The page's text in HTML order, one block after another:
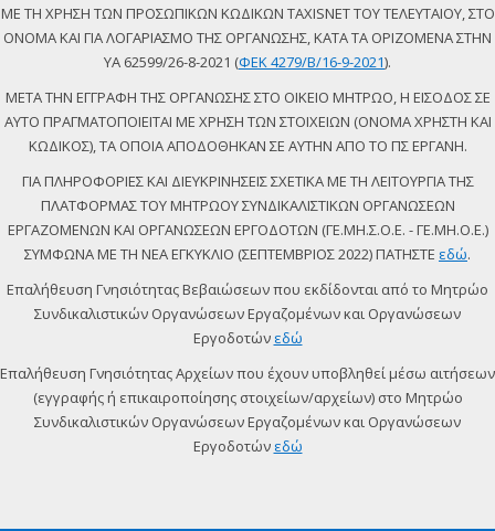
ΜΕ ΤΗ ΧΡΗΣΗ ΤΩΝ ΠΡΟΣΩΠΙΚΩΝ ΚΩΔΙΚΩΝ TAXISNET ΤΟΥ ΤΕΛΕΥΤΑΙΟΥ, ΣΤΟ
ΟΝΟΜΑ ΚΑΙ ΓΙΑ ΛΟΓΑΡΙΑΣΜΟ ΤΗΣ ΟΡΓΑΝΩΣΗΣ, ΚΑΤΑ ΤΑ ΟΡΙΖΟΜΕΝΑ ΣΤΗΝ
ΥΑ 62599/26-8-2021 (ΦΕΚ 4279/Β/16-9-2021).
ΜΕΤΑ ΤΗΝ ΕΓΓΡΑΦΗ ΤΗΣ ΟΡΓΑΝΩΣΗΣ ΣΤΟ ΟΙΚΕΙΟ ΜΗΤΡΩΟ, Η ΕΙΣΟΔΟΣ ΣΕ
ΑΥΤΟ ΠΡΑΓΜΑΤΟΠΟΙΕΙΤΑΙ ΜΕ ΧΡΗΣΗ ΤΩΝ ΣΤΟΙΧΕΙΩΝ (ΟΝΟΜΑ ΧΡΗΣΤΗ ΚΑΙ
ΚΩΔΙΚΟΣ), ΤΑ ΟΠΟΙΑ ΑΠΟΔΟΘΗΚΑΝ ΣΕ ΑΥΤΗΝ ΑΠΟ ΤΟ ΠΣ ΕΡΓΑΝΗ.
ΓΙΑ ΠΛΗΡΟΦΟΡΙΕΣ ΚΑΙ ΔΙΕΥΚΡΙΝΗΣΕΙΣ ΣΧΕΤΙΚΑ ΜΕ ΤΗ ΛΕΙΤΟΥΡΓΙΑ ΤΗΣ
ΠΛΑΤΦΟΡΜΑΣ ΤΟΥ ΜΗΤΡΩΟΥ ΣΥΝΔΙΚΑΛΙΣΤΙΚΩΝ ΟΡΓΑΝΩΣΕΩΝ
ΕΡΓΑΖΟΜΕΝΩΝ ΚΑΙ ΟΡΓΑΝΩΣΕΩΝ ΕΡΓΟΔΟΤΩΝ (ΓΕ.ΜΗ.Σ.Ο.Ε. - ΓΕ.ΜΗ.Ο.Ε.)
ΣΥΜΦΩΝΑ ΜΕ ΤΗ ΝΕΑ ΕΓΚΥΚΛΙΟ (ΣΕΠΤΕΜΒΡΙΟΣ 2022) ΠΑΤΗΣΤΕ εδώ.
Επαλήθευση Γνησιότητας Βεβαιώσεων που εκδίδονται από το Μητρώο
Συνδικαλιστικών Οργανώσεων Εργαζομένων και Οργανώσεων
Εργοδοτών εδώ
Επαλήθευση Γνησιότητας Αρχείων που έχουν υποβληθεί μέσω αιτήσεων
(εγγραφής ή επικαιροποίησης στοιχείων/αρχείων) στο Μητρώο
Συνδικαλιστικών Οργανώσεων Εργαζομένων και Οργανώσεων
Εργοδοτών εδώ